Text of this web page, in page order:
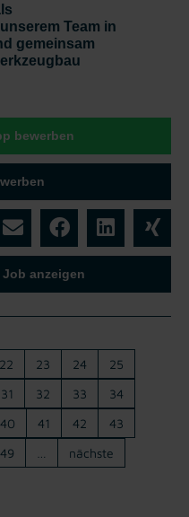
Team in
gemeinsam
bewerben
anzeigen
22 23 24
25
31 32 33
34
40 41 42
43
49 nächste